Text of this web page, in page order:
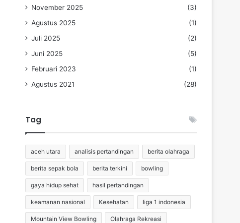
November 2025
(3)
Agustus 2025
(1)
Juli 2025
(2)
Juni 2025
(5)
Februari 2023
(1)
Agustus 2021
(28)
Tag
aceh utara analisis pertandingan berita olahraga
berita sepak bola berita terkini bowling
gaya hidup sehat hasil pertandingan
keamanan nasional Kesehatan liga 1 indonesia
Mountain View Bowling Olahraga Rekreasi